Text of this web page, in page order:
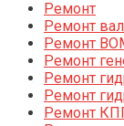
Ремонт
Ремонт
Ремонт
Ремонт
Ремонт
Ремонт
Ремонт